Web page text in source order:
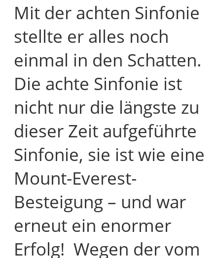
Mit der achten Sinfonie
stellte er alles noch
einmal in den Schatten.
Die achte Sinfonie ist
nicht nur die längste zu
dieser Zeit aufgeführte
Sinfonie, sie ist wie eine
Mount-Everest-
Besteigung – und war
erneut ein enormer
Erfolg! Wegen der vom